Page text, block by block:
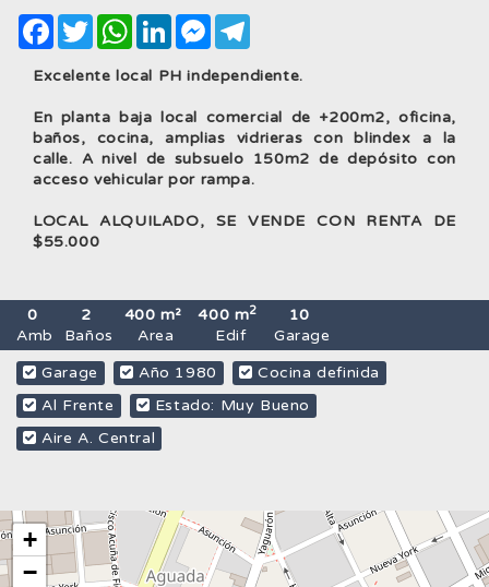
Facebook
TwitterWhatsApp
LinkedInMessenger
Excelente local PH independiente.
En planta baja local comercial de +200m2, oficina,
baños, cocina, amplias vidrieras con blindex a la
calle. A nivel de subsuelo 150m2 de depósito con
acceso vehicular por rampa.
LOCAL ALQUILADO, SE VENDE CON RENTA DE
$55.000
0
Amb
2
Baños
400 m²
Area
400 m2
Edif
10
Garage
Garage
Año 1980
Cocina definida
Al Frente
Estado: Muy Bueno
Aire A. Central
+
−